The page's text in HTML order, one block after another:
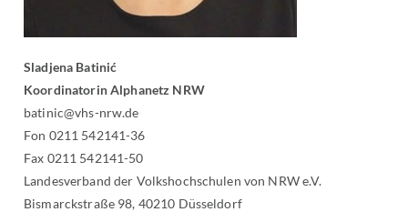
Sladjena Batinić
Koordinatorin Alphanetz NRW
batinic@vhs-nrw.de
Fon 0211 542141-36
Fax 0211 542141-50
Landesverband der Volkshochschulen von NRW e.V.
Bismarckstraße 98, 40210 Düsseldorf